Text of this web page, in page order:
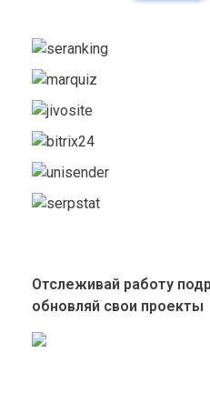
Отслеживай работу
обновляй свои проекты